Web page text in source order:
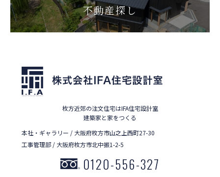
不動産探し
枚方近郊の注文住宅はIFA住宅設計室
建築家と家をつくる
本社・ギャラリー / 大阪府枚方市山之上西町27-30
工事管理部 / 大阪府枚方市北中振1-2-5
0120-556-327